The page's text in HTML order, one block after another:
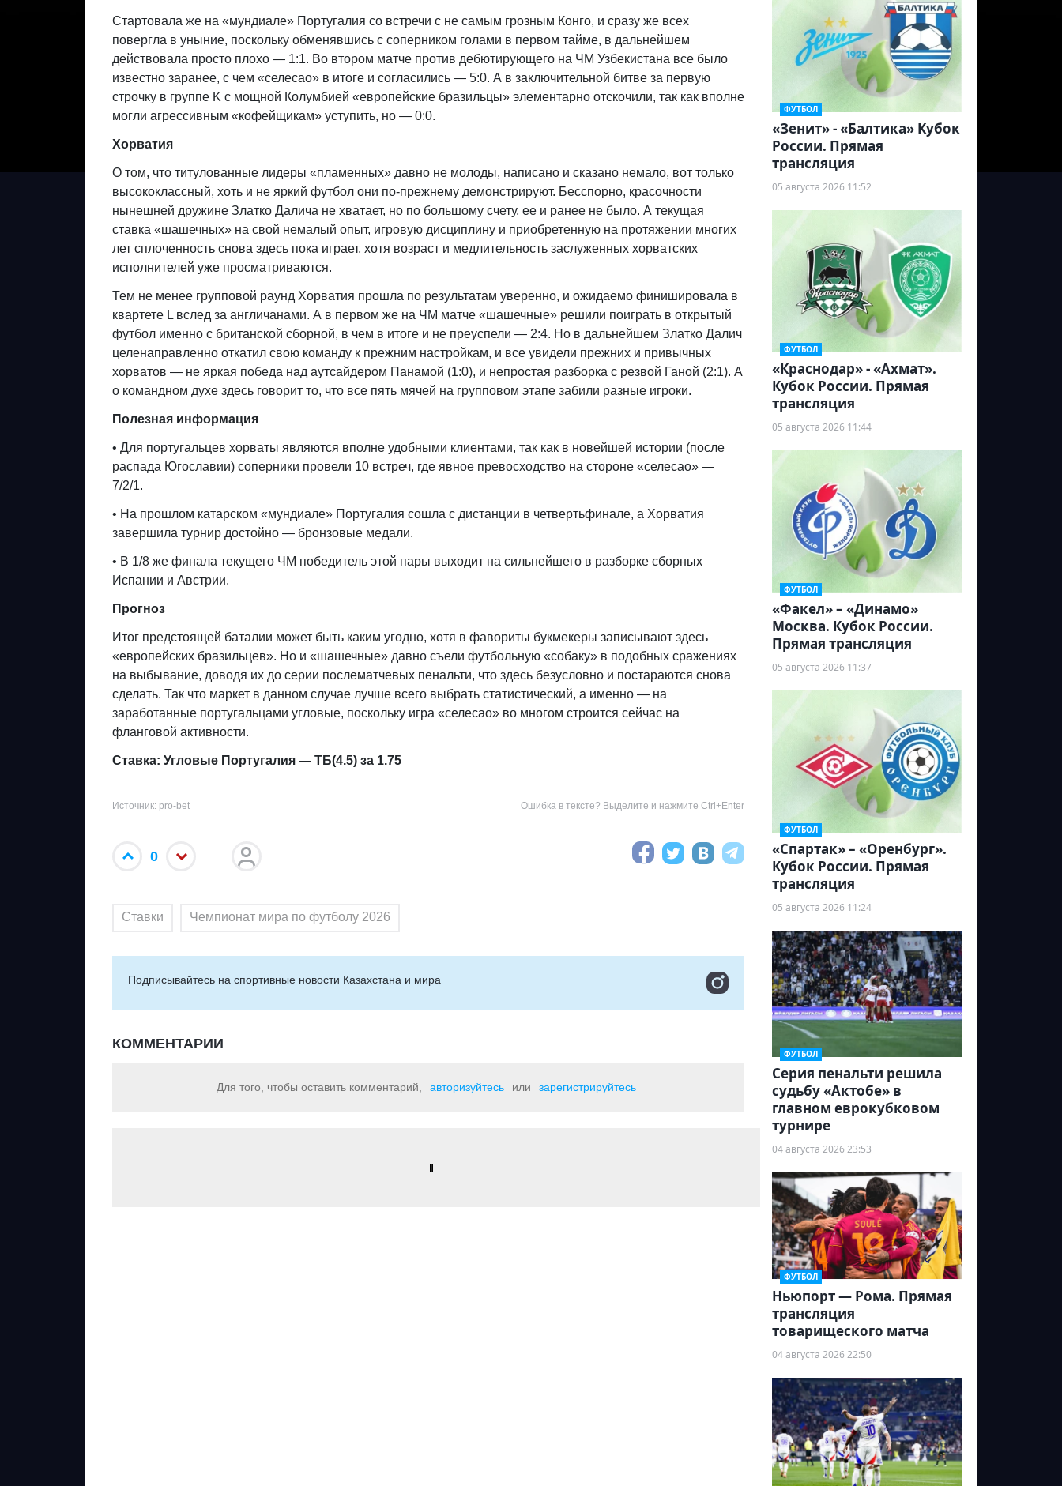
Стартовала же на «мундиале» Португалия со встречи с не самым грозным Конго, и сразу же всех
повергла в уныние, поскольку обменявшись с соперником голами в первом тайме, в дальнейшем
действовала просто плохо — 1:1. Во втором матче против дебютирующего на ЧМ Узбекистана все было
известно заранее, с чем «селесао» в итоге и согласились — 5:0. А в заключительной битве за первую
строчку в группе K с мощной Колумбией «европейские бразильцы» элементарно отскочили, так как вполне
могли агрессивным «кофейщикам» уступить, но — 0:0.
Хорватия
О том, что титулованные лидеры «пламенных» давно не молоды, написано и сказано немало, вот только
высококлассный, хоть и не яркий футбол они по-прежнему демонстрируют. Бесспорно, красочности
нынешней дружине Златко Далича не хватает, но по большому счету, ее и ранее не было. А текущая
ставка «шашечных» на свой немалый опыт, игровую дисциплину и приобретенную на протяжении многих
лет сплоченность снова здесь пока играет, хотя возраст и медлительность заслуженных хорватских
исполнителей уже просматриваются.
Тем не менее групповой раунд Хорватия прошла по результатам уверенно, и ожидаемо финишировала в
квартете L вслед за англичанами. А в первом же на ЧМ матче «шашечные» решили поиграть в открытый
футбол именно с британской сборной, в чем в итоге и не преуспели — 2:4. Но в дальнейшем Златко Далич
целенаправленно откатил свою команду к прежним настройкам, и все увидели прежних и привычных
хорватов — не яркая победа над аутсайдером Панамой (1:0), и непростая разборка с резвой Ганой (2:1). А
о командном духе здесь говорит то, что все пять мячей на групповом этапе забили разные игроки.
Полезная информация
• Для португальцев хорваты являются вполне удобными клиентами, так как в новейшей истории (после
распада Югославии) соперники провели 10 встреч, где явное превосходство на стороне «селесао» —
7/2/1.
• На прошлом катарском «мундиале» Португалия сошла с дистанции в четвертьфинале, а Хорватия
завершила турнир достойно — бронзовые медали.
• В 1/8 же финала текущего ЧМ победитель этой пары выходит на сильнейшего в разборке сборных
Испании и Австрии.
Прогноз
Итог предстоящей баталии может быть каким угодно, хотя в фавориты букмекеры записывают здесь
«европейских бразильцев». Но и «шашечные» давно съели футбольную «собаку» в подобных сражениях
на выбывание, доводя их до серии послематчевых пенальти, что здесь безусловно и постараются снова
сделать. Так что маркет в данном случае лучше всего выбрать статистический, а именно — на
заработанные португальцами угловые, поскольку игра «селесао» во многом строится сейчас на
фланговой активности.
Ставка: Угловые Португалия — ТБ(4.5) за 1.75
Источник: pro-bet Ошибка в тексте? Выделите и нажмите Ctrl+Enter
0
Ставки Чемпионат мира по футболу 2026
Подписывайтесь на cпортивные новости Казахстана и мира
КОММЕНТАРИИ
Для того, чтобы оставить комментарий, авторизуйтесь или зарегистрируйтесь
ФУТБОЛ
«Зенит» - «Балтика» Кубок
России. Прямая
трансляция
05 августа 2026 11:52
ФУТБОЛ
«Краснодар» - «Ахмат».
Кубок России. Прямая
трансляция
05 августа 2026 11:44
ФУТБОЛ
«Факел» – «Динамо»
Москва. Кубок России.
Прямая трансляция
05 августа 2026 11:37
ФУТБОЛ
«Спартак» – «Оренбург».
Кубок России. Прямая
трансляция
05 августа 2026 11:24
ФУТБОЛ
Серия пенальти решила
судьбу «Актобе» в
главном еврокубковом
турнире
04 августа 2026 23:53
ФУТБОЛ
Ньюпорт — Рома. Прямая
трансляция
товарищеского матча
04 августа 2026 22:50